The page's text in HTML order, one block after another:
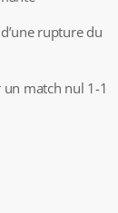
rupture du
match nul 1-1